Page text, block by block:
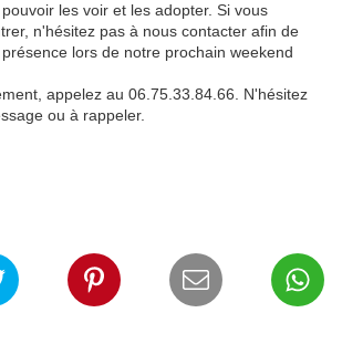
les voir et les adopter. Si vous
n'hésitez pas à nous contacter afin de
lors de notre prochain weekend
appelez au 06.75.33.84.66. N'hésitez
ou à rappeler.